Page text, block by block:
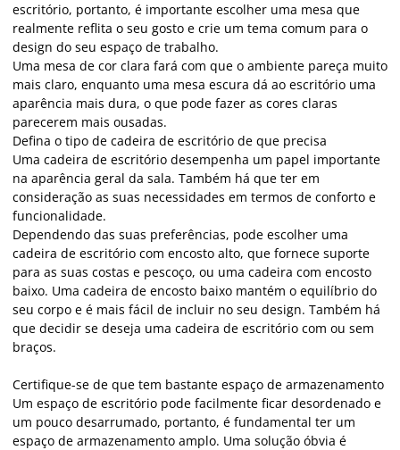
escritório, portanto, é importante escolher uma mesa que
realmente reflita o seu gosto e crie um tema comum para o
design do seu espaço de trabalho.
Uma mesa de cor clara fará com que o ambiente pareça muito
mais claro, enquanto uma mesa escura dá ao escritório uma
aparência mais dura, o que pode fazer as cores claras
parecerem mais ousadas.
Defina o tipo de cadeira de escritório de que precisa
Uma cadeira de escritório desempenha um papel importante
na aparência geral da sala. Também há que ter em
consideração as suas necessidades em termos de conforto e
funcionalidade.
Dependendo das suas preferências, pode escolher uma
cadeira de escritório com encosto alto, que fornece suporte
para as suas costas e pescoço, ou uma cadeira com encosto
baixo. Uma cadeira de encosto baixo mantém o equilíbrio do
seu corpo e é mais fácil de incluir no seu design. Também há
que decidir se deseja uma cadeira de escritório com ou sem
braços.
Certifique-se de que tem bastante espaço de armazenamento
Um espaço de escritório pode facilmente ficar desordenado e
um pouco desarrumado, portanto, é fundamental ter um
espaço de armazenamento amplo. Uma solução óbvia é